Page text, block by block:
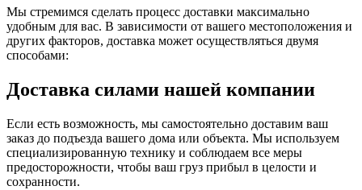
Мы стремимся сделать процесс доставки максимально
удобным для вас. В зависимости от вашего местоположения и
других факторов, доставка может осуществляться двумя
способами:
Доставка силами нашей компании
Если есть возможность, мы самостоятельно доставим ваш
заказ до подъезда вашего дома или объекта. Мы используем
специализированную технику и соблюдаем все меры
предосторожности, чтобы ваш груз прибыл в целости и
сохранности.